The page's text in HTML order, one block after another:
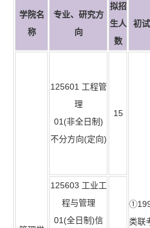
能力真题及答案【完整版】】
学院名
称
专业、研究方
向
拟招
生人
数
初
125601 工程管
理
01(非全日制)
不分方向(定向)
15
类联
125603 工业工
程与管理
01(全日制)信